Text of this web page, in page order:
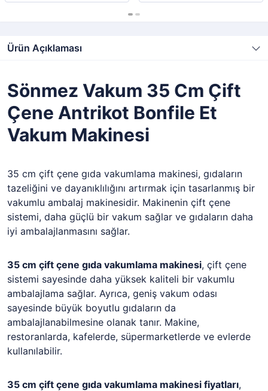
Ürün Açıklaması
Sönmez Vakum 35 Cm Çift
Çene Antrikot Bonfile Et
Vakum Makinesi
35 cm çift çene gıda vakumlama makinesi, gıdaların
tazeliğini ve dayanıklılığını artırmak için tasarlanmış bir
vakumlu ambalaj makinesidir. Makinenin çift çene
sistemi, daha güçlü bir vakum sağlar ve gıdaların daha
iyi ambalajlanmasını sağlar.
35 cm çift çene gıda vakumlama makinesi, çift çene
sistemi sayesinde daha yüksek kaliteli bir vakumlu
ambalajlama sağlar. Ayrıca, geniş vakum odası
sayesinde büyük boyutlu gıdaların da
ambalajlanabilmesine olanak tanır. Makine,
restoranlarda, kafelerde, süpermarketlerde ve evlerde
kullanılabilir.
35 cm çift çene gıda vakumlama makinesi fiyatları,